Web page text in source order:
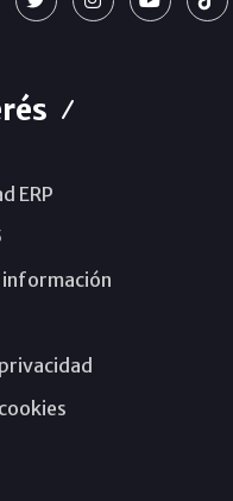
ERP
información